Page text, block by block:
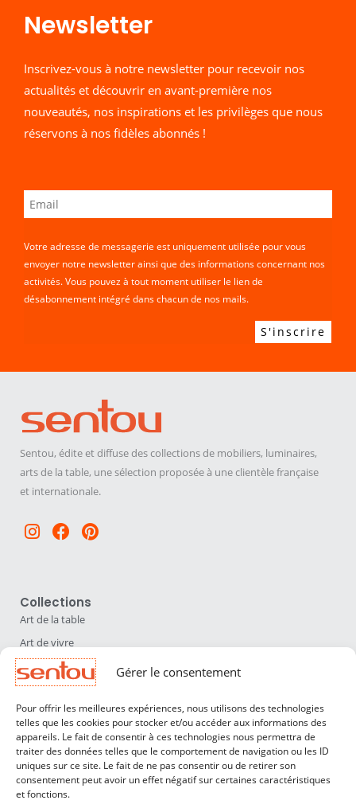
Gérer le consentement
Pour offrir les meilleures expériences, nous utilisons des technologies
telles que les cookies pour stocker et/ou accéder aux informations des
appareils. Le fait de consentir à ces technologies nous permettra de
traiter des données telles que le comportement de navigation ou les ID
uniques sur ce site. Le fait de ne pas consentir ou de retirer son
consentement peut avoir un effet négatif sur certaines caractéristiques
et fonctions.
Newsletter​
Inscrivez-vous à notre newsletter pour recevoir nos
actualités et découvrir en avant-première nos
nouveautés, nos inspirations et les privilèges que nous
réservons à nos fidèles abonnés !
Votre adresse de messagerie est uniquement utilisée pour vous
envoyer notre newsletter ainsi que des informations concernant nos
activités. Vous pouvez à tout moment utiliser le lien de
désabonnement intégré dans chacun de nos mails.
Sentou, édite et diffuse des collections de mobiliers, luminaires,
arts de la table, une sélection proposée à une clientèle française
et internationale.
Instagram
Facebook
Pinterest
Collections
Art de la table
Art de vivre
Déco
Luminaires
Mobilier
Sentou
Qui sommes nous ?
Nos designers